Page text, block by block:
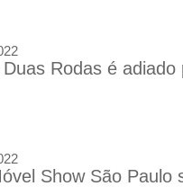
Duas Rodas é adiado
Show São